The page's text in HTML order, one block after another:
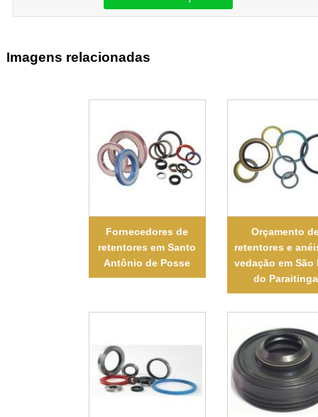
Imagens relacionadas
Fornecedores de
retentores em Santo
Antônio de Posse
Orçamento
retentores e
vedação em São
do Paraitinga